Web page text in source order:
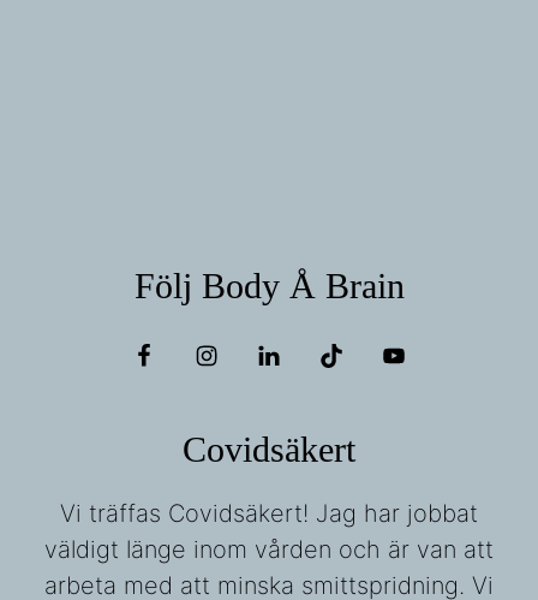
Följ Body Å Brain
Covidsäkert
Vi träffas Covidsäkert! Jag har jobbat
väldigt länge inom vården och är van att
arbeta med att minska smittspridning. Vi